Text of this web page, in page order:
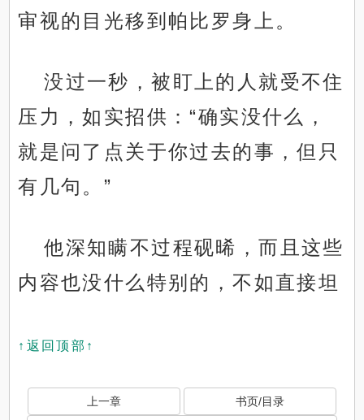
审视的目光移到帕比罗身上。
没过一秒，被盯上的人就受不住
压力，如实招供：“确实没什么，
就是问了点关于你过去的事，但只
有几句。”
他深知瞒不过程砚晞，而且这些
内容也没什么特别的，不如直接坦
↑返回顶部↑
上一章 书页/目录